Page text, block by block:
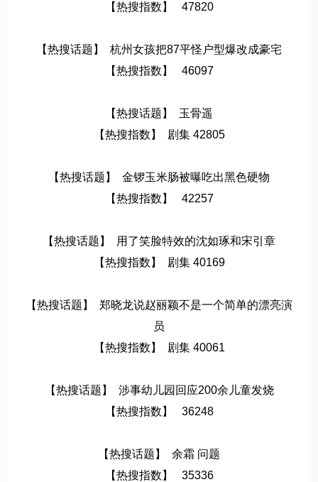
【热搜指数】   47820
【热搜话题】  杭州女孩把87平怪户型爆改成豪宅
【热搜指数】   46097
【热搜话题】  玉骨遥
【热搜指数】  剧集 42805
【热搜话题】  金锣玉米肠被曝吃出黑色硬物
【热搜指数】   42257
【热搜话题】  用了笑脸特效的沈如琢和宋引章
【热搜指数】  剧集 40169
【热搜话题】  郑晓龙说赵丽颖不是一个简单的漂亮演
员
【热搜指数】  剧集 40061
【热搜话题】  涉事幼儿园回应200余儿童发烧
【热搜指数】   36248
【热搜话题】  余霜 问题
【热搜指数】   35336